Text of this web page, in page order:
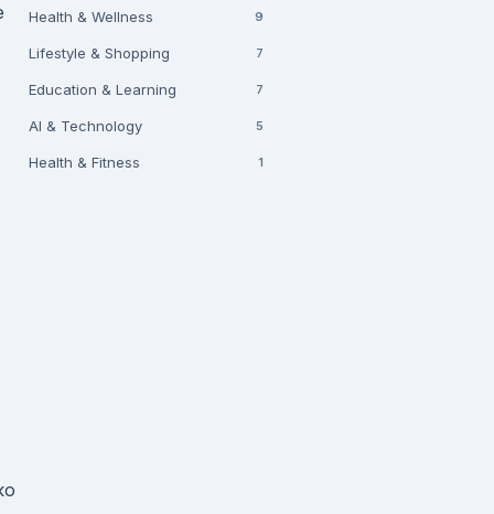
Health & Wellness 9
Lifestyle & Shopping 7
Education & Learning 7
AI & Technology 5
Health & Fitness 1